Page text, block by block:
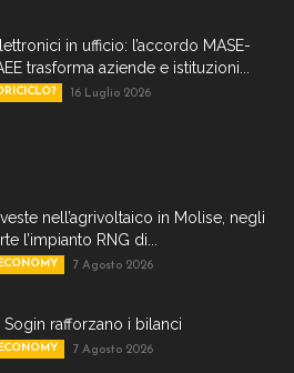
in ufficio: l’accordo MASE-
trasforma aziende e istituzioni...
16 Luglio 2026
nell’agrivoltaico in Molise, negli
l’impianto RNG di...
7 Agosto 2026
Sogin rafforzano i bilanci
7 Agosto 2026